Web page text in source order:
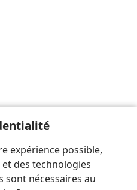
expérience possible,
des technologies
sont nécessaires au